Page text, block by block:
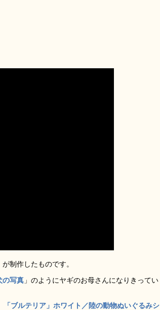
が制作したものです。
の写真 」のようにヤギのお母さんになりきってい
ブルテリア」ホワイト／陸の動物ぬいぐるみシ